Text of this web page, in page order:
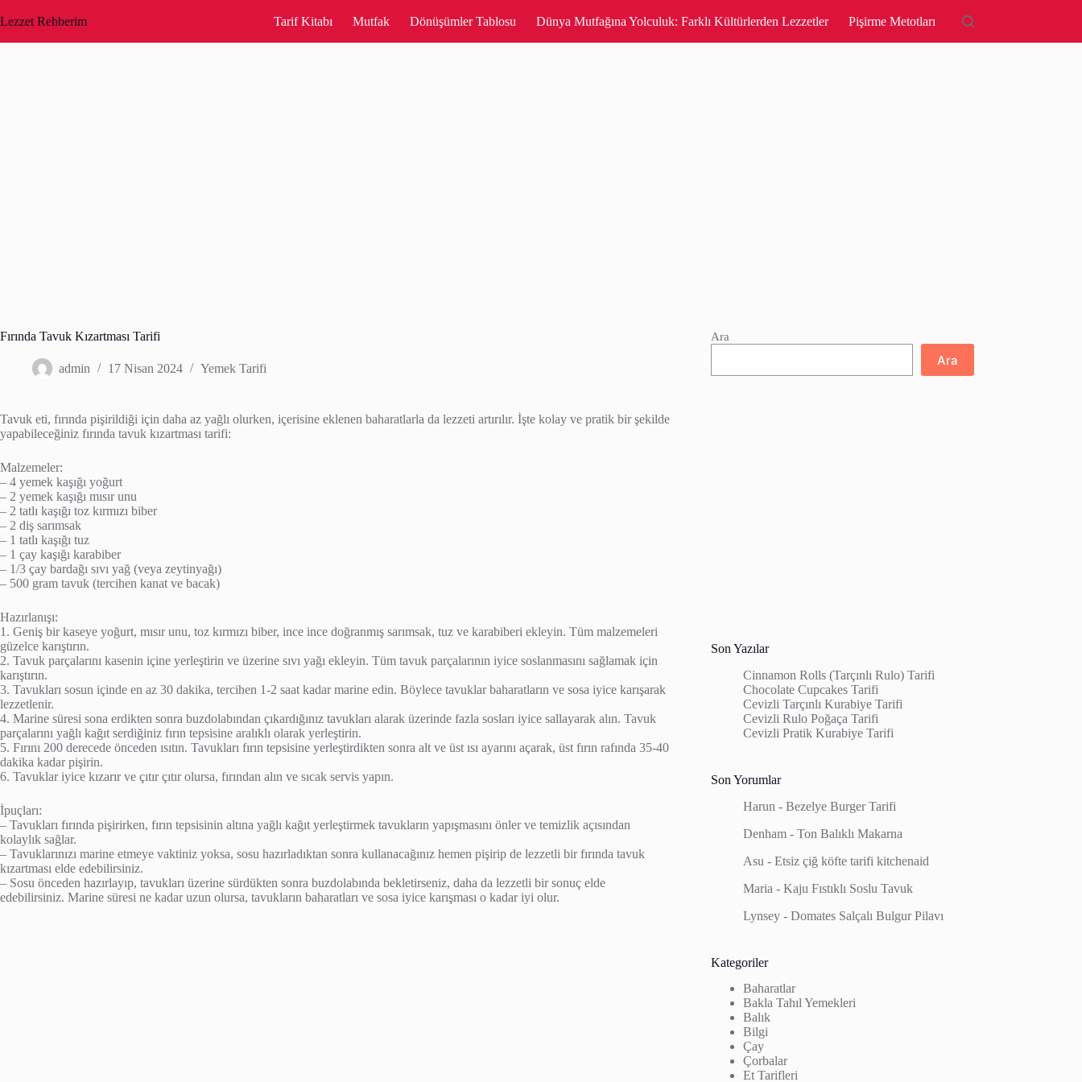
to
Lezzet Rehberim Tarif Kitabı Mutfak Dönüşümler Tablosu Dünya Mutfağına Yolculuk: Farklı Kültürlerden Lezzetler Pişirme Metotları
Fırında Tavuk Kızartması Tarifi
admin 17 Nisan 2024 Yemek Tarifi
Tavuk eti, fırında pişirildiği için daha az yağlı olurken, içerisine eklenen baharatlarla da lezzeti artırılır. İşte kolay ve pratik bir şekilde
yapabileceğiniz fırında tavuk kızartması tarifi:
Malzemeler:
– 4 yemek kaşığı yoğurt
– 2 yemek kaşığı mısır unu
– 2 tatlı kaşığı toz kırmızı biber
– 2 diş sarımsak
– 1 tatlı kaşığı tuz
– 1 çay kaşığı karabiber
– 1/3 çay bardağı sıvı yağ (veya zeytinyağı)
– 500 gram tavuk (tercihen kanat ve bacak)
Hazırlanışı:
1. Geniş bir kaseye yoğurt, mısır unu, toz kırmızı biber, ince ince doğranmış sarımsak, tuz ve karabiberi ekleyin. Tüm malzemeleri
güzelce karıştırın.
2. Tavuk parçalarını kasenin içine yerleştirin ve üzerine sıvı yağı ekleyin. Tüm tavuk parçalarının iyice soslanmasını sağlamak için
karıştırın.
3. Tavukları sosun içinde en az 30 dakika, tercihen 1-2 saat kadar marine edin. Böylece tavuklar baharatların ve sosa iyice karışarak
lezzetlenir.
4. Marine süresi sona erdikten sonra buzdolabından çıkardığınız tavukları alarak üzerinde fazla sosları iyice sallayarak alın. Tavuk
parçalarını yağlı kağıt serdiğiniz fırın tepsisine aralıklı olarak yerleştirin.
5. Fırını 200 derecede önceden ısıtın. Tavukları fırın tepsisine yerleştirdikten sonra alt ve üst ısı ayarını açarak, üst fırın rafında 35-40
dakika kadar pişirin.
6. Tavuklar iyice kızarır ve çıtır çıtır olursa, fırından alın ve sıcak servis yapın.
İpuçları:
– Tavukları fırında pişirirken, fırın tepsisinin altına yağlı kağıt yerleştirmek tavukların yapışmasını önler ve temizlik açısından
kolaylık sağlar.
– Tavuklarınızı marine etmeye vaktiniz yoksa, sosu hazırladıktan sonra kullanacağınız hemen pişirip de lezzetli bir fırında tavuk
kızartması elde edebilirsiniz.
– Sosu önceden hazırlayıp, tavukları üzerine sürdükten sonra buzdolabında bekletirseniz, daha da lezzetli bir sonuç elde
edebilirsiniz. Marine süresi ne kadar uzun olursa, tavukların baharatları ve sosa iyice karışması o kadar iyi olur.
Ara
Ara
Son Yazılar
Cinnamon Rolls (Tarçınlı Rulo) Tarifi
Chocolate Cupcakes Tarifi
Cevizli Tarçınlı Kurabiye Tarifi
Cevizli Rulo Poğaça Tarifi
Cevizli Pratik Kurabiye Tarifi
Son Yorumlar
Harun -Bezelye Burger Tarifi
Denham -Ton Balıklı Makarna
Asu -Etsiz çiğ köfte tarifi kitchenaid
Maria -Kaju Fıstıklı Soslu Tavuk
Lynsey -Domates Salçalı Bulgur Pilavı
Kategoriler
Baharatlar
Bakla Tahıl Yemekleri
Balık
Bilgi
Çay
Çorbalar
Et Tarifleri